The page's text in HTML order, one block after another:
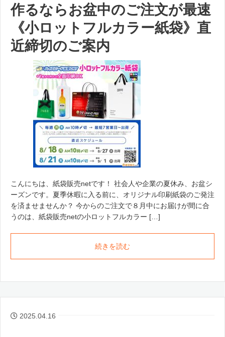
作るならお盆中のご注文が最速
《小ロットフルカラー紙袋》直
近締切のご案内
こんにちは、紙袋販売netです！ 社会人や企業の夏休み、お盆シ
ーズンです。夏季休暇に入る前に、オリジナル印刷紙袋のご発注
を済ませませんか？ 今からのご注文で８月中にお届けが間に合
うのは、紙袋販売netの小ロットフルカラー […]
続きを読む
2025.04.16